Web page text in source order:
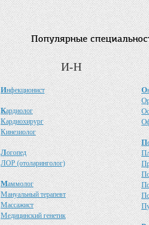
Популярные
И-Н
Инфекционист
Кардиолог
Кардиохирург
Кинезиолог
Логопед
ЛОР (отоларинголог)
Маммолог
Мануальный терапевт
Массажист
Медицинский генетик
О
О
О
О
П
П
П
П
П
П
П